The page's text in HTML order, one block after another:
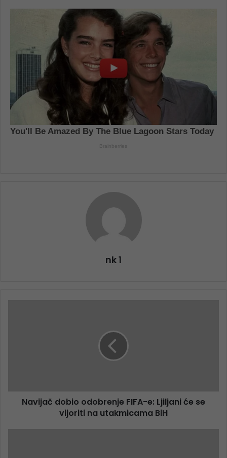
nk 1
Navijač dobio odobrenje FIFA-e: Ljiljani će se
vijoriti na utakmicama BiH